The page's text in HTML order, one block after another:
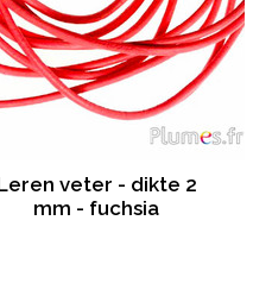
veter - dikte 2
mm - fuchsia